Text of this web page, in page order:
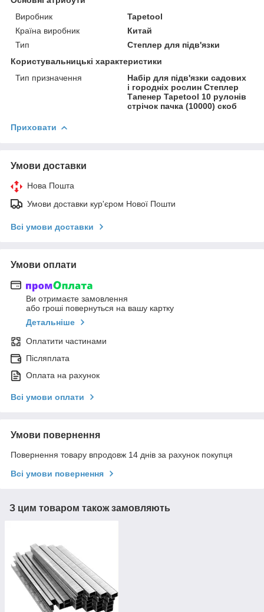
Виробник
Tapetool
Країна виробник
Китай
Тип
Степлер для підв'язки
Користувальницькі характеристики
Тип призначення
Набір для підв'язки садових
і городніх рослин Степлер
Тапенер Tapetool 10 рулонів
стрічок пачка (10000) скоб
Приховати
Умови доставки
Нова Пошта
Умови доставки кур'єром Нової Пошти
Всі умови доставки
Умови оплати
Ви отримаєте замовлення
або гроші повернуться на вашу картку
Детальніше
Оплатити частинами
Післяплата
Оплата на рахунок
Всі умови оплати
Умови повернення
Повернення товару впродовж 14 днів за рахунок покупця
Всі умови повернення
З цим товаром також замовляють